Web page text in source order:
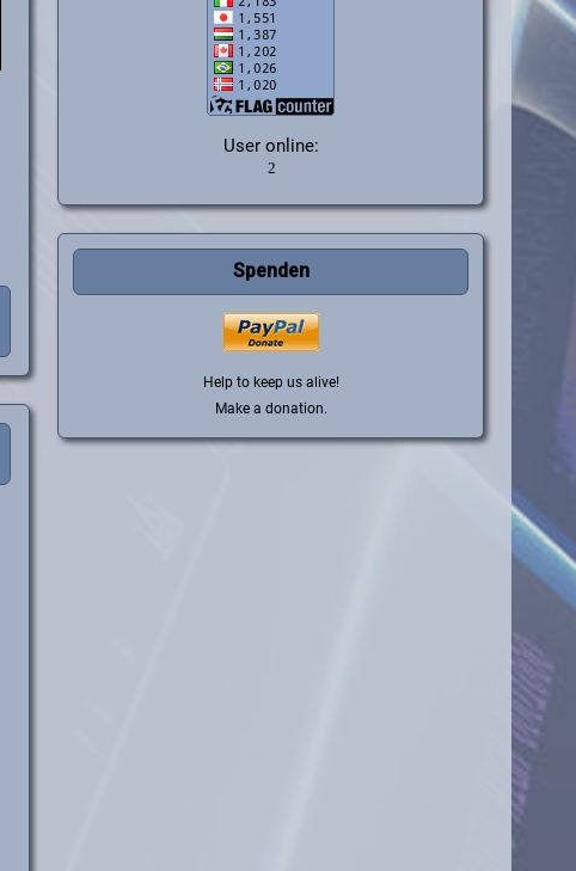
User online:
Spenden
Help to keep us alive!
Make a donation.